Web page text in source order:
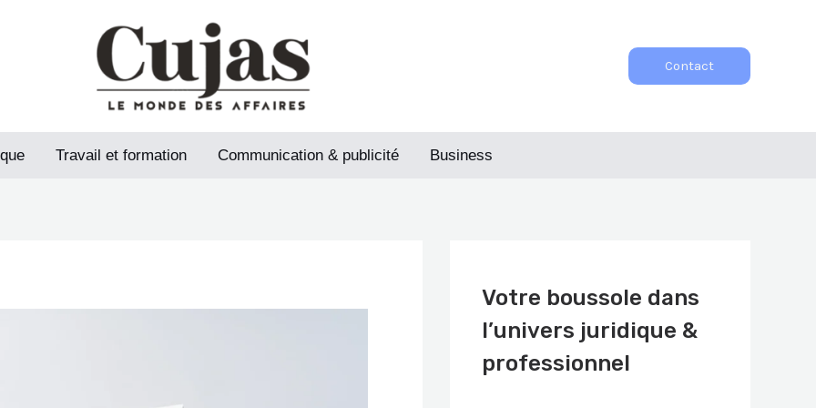
Contact
Travail et formation Communication & publicité Business
Votre boussole dans
l’univers juridique &
professionnel